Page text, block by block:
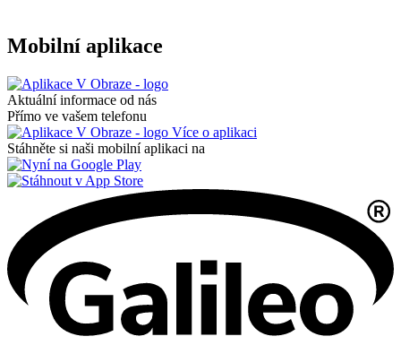
Mobilní aplikace
Aktuální informace od nás
Přímo ve vašem telefonu
Více o aplikaci
Stáhněte si naši mobilní aplikaci na